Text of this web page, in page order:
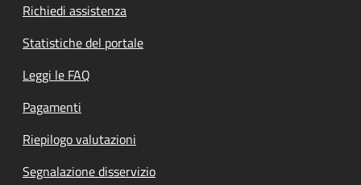
Richiedi assistenza
Statistiche del portale
Leggi le FAQ
Pagamenti
Riepilogo valutazioni
Segnalazione disservizio